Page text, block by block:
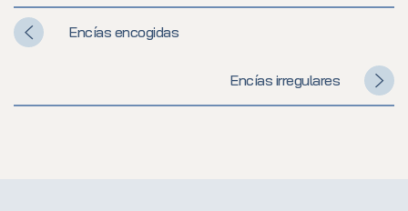
Encías encogidas
Encías irregulares